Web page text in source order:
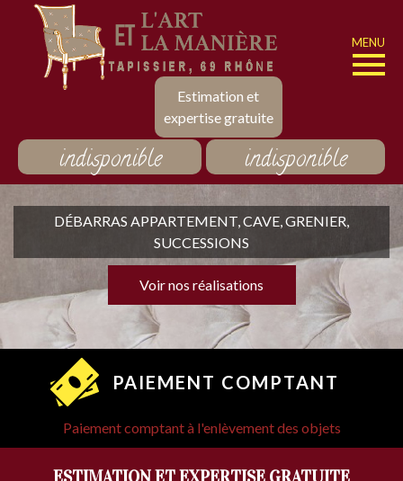
Estimation et
expertise gratuite
MENU
indisponible indisponible
DÉBARRAS APPARTEMENT, CAVE, GRENIER,
SUCCESSIONS
Voir nos réalisations
PAIEMENT COMPTANT
Paiement comptant à l'enlèvement des objets
ESTIMATION ET EXPERTISE GRATUITE